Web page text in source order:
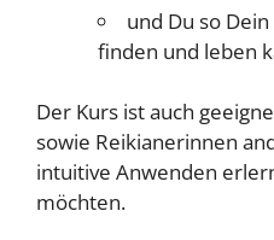
und Du so
finden und leben
Der Kurs ist auch
sowie Reikianerinnen
intuitive Anwenden
möchten.